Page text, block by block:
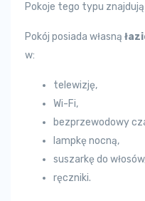
Pokoje tego typu znajdują
Pokój posiada własną
w:
telewizję,
Wi-Fi,
bezprzewodowy
lampkę nocną,
suszarkę do
ręczniki.